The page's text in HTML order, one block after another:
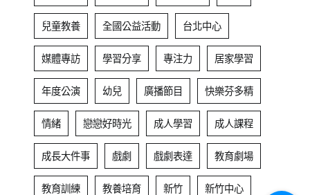
兒童教養 全國公益活動 台北中心
媒體專訪 學習分享 專注力 居家學習
年度公演 幼兒 廣播節目 快樂芬多精
情緒 戀戀好時光 成人學習 成人課程
成長大件事 戲劇 戲劇表達 教育劇場
教育訓練 教養培育 新竹 新竹中心